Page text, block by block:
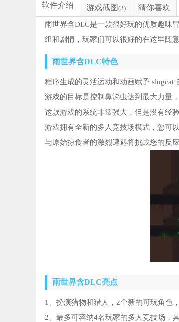
软件介绍 游戏截图 (3) 猜你喜欢
雨世界含DLC是一款很好玩的优质趣味
组和剧情，玩家们可以很好的在这里随
雨世界含DLC特色
程序生成的灵活运动和动画赋予 slugcat
游戏的目标是控制鼻涕虫达到最大力量
这款游戏的系统非常强大，但是没有经
游戏拥有全新的多人竞技场模式，您可
与原始掠食者的激烈遭遇将挑战您的反应
雨世界含DLC亮点
1、扮演猎物和猎人，2个新的可玩角色
2、最多可容纳4名玩家的多人竞技场，